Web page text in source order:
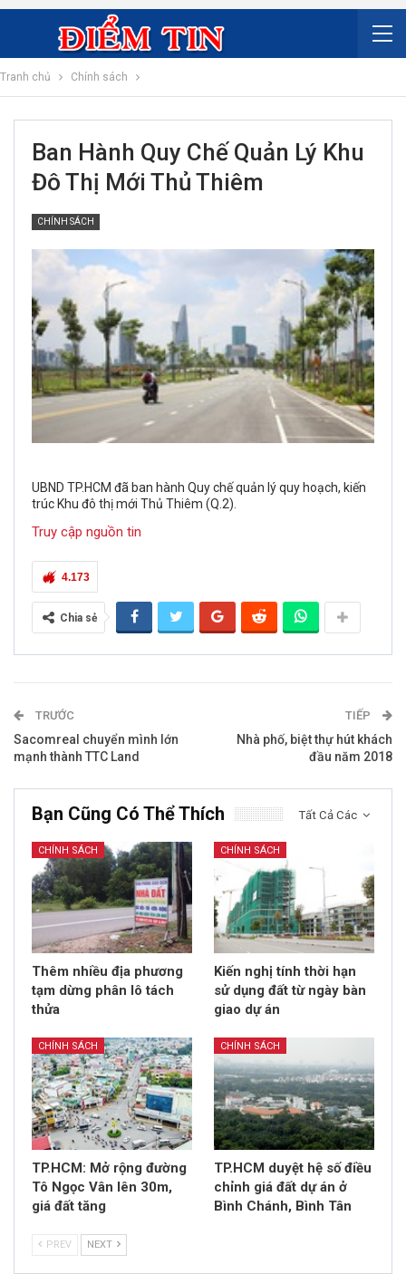
Tranh chủ Chính sách
Ban Hành Quy Chế Quản Lý Khu
Đô Thị Mới Thủ Thiêm
CHÍNH SÁCH
UBND TP.HCM đã ban hành Quy chế quản lý quy hoạch, kiến
trúc Khu đô thị mới Thủ Thiêm (Q.2).
Truy cập nguồn tin
4.173
Chia sẻ
TRƯỚC
Sacomreal chuyển mình lớn
mạnh thành TTC Land
TIẾP
Nhà phố, biệt thự hút khách
đầu năm 2018
Tất Cả Các
Bạn Cũng Có Thể Thích
CHÍNH SÁCH
Thêm nhiều địa phương
tạm dừng phân lô tách
thửa
CHÍNH SÁCH
Kiến nghị tính thời hạn
sử dụng đất từ ngày bàn
giao dự án
CHÍNH SÁCH
TP.HCM: Mở rộng đường
Tô Ngọc Vân lên 30m,
giá đất tăng
CHÍNH SÁCH
TP.HCM duyệt hệ số điều
chỉnh giá đất dự án ở
Bình Chánh, Bình Tân
PREV NEXT